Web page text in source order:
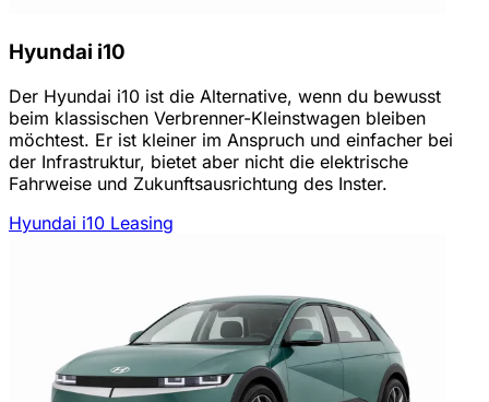
Hyundai i10
Der Hyundai i10 ist die Alternative, wenn du bewusst
beim klassischen Verbrenner-Kleinstwagen bleiben
möchtest. Er ist kleiner im Anspruch und einfacher bei
der Infrastruktur, bietet aber nicht die elektrische
Fahrweise und Zukunftsausrichtung des Inster.
Hyundai i10 Leasing